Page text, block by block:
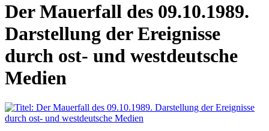
Der Mauerfall des 09.10.1989.
Darstellung der Ereignisse
durch ost- und westdeutsche
Medien